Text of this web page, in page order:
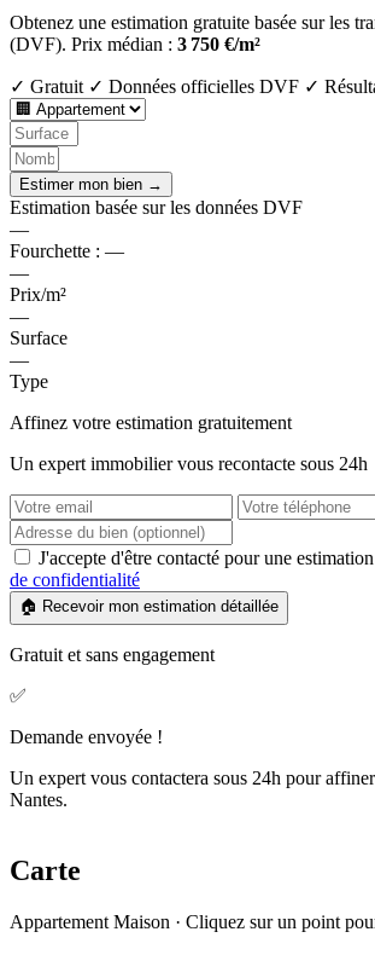
Obtenez une estimation gratuite basée sur les
(DVF). Prix médian : 3 750 €/m²
✓ Gratuit ✓ Données officielles DVF ✓
Estimer mon bien →
Estimation basée sur les données DVF
—
Fourchette : —
—
Prix/m²
—
Surface
—
Type
Affinez votre estimation gratuitement
Un expert immobilier vous recontacte sous 24h
J'accepte d'être contacté pour une
de confidentialité
🏠 Recevoir mon estimation détaillée
Gratuit et sans engagement
✅
Demande envoyée !
Un expert vous contactera sous 24h pour
Nantes.
Carte
Appartement Maison · Cliquez sur un point